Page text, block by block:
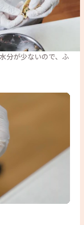
分が少ないので、ふ